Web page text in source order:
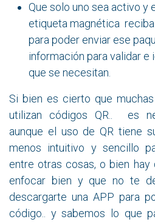
Que solo uno sea activo y
etiqueta magnética
para poder enviar ese
información para validar e
que se necesitan.
Si bien es cierto que
utilizan códigos QR.. es
aunque el uso de QR tiene
menos intuitivo y sencillo
entre otras cosas, o bien
enfocar bien y que no te
descargarte una APP para
código.. y sabemos lo que